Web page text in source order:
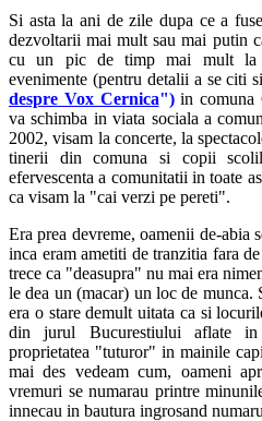
Si asta la ani de zile dupa ce a
dezvoltarii mai mult sau mai putin
cu un pic de timp mai mult la
evenimente (pentru detalii a se citi
despre Vox Cernica") in comuna
va schimba in viata sociala a
2002, visam la concerte, la
tinerii din comuna si copii
efervescenta a comunitatii in toate
ca visam la "cai verzi pe pereti".
Era prea devreme, oamenii de-abia
inca eram ametiti de tranzitia fara
trece ca "deasupra" nu mai era
le dea un (macar) un loc de
era o stare demult uitata ca si
din jurul Bucurestiului aflate
proprietatea "tuturor" in mainile
mai des vedeam cum, oameni
vremuri se numarau printre
innecau in bautura ingrosand